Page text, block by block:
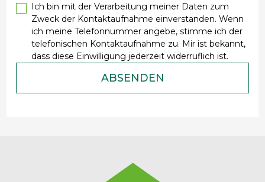
Ich bin mit der Verarbeitung meiner Daten zum
Zweck der Kontaktaufnahme einverstanden. Wenn
ich meine Telefonnummer angebe, stimme ich der
telefonischen Kontaktaufnahme zu. Mir ist bekannt,
dass diese Einwilligung jederzeit widerruflich ist.